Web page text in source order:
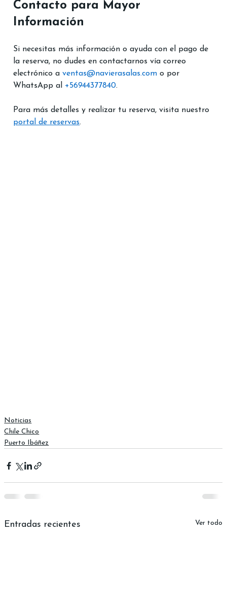
Contacto para Mayor
Información
Si necesitas más información o ayuda con el pago de
la reserva, no dudes en contactarnos vía correo
electrónico a ventas@navierasalas.com o por
WhatsApp al +56944377840.
Para más detalles y realizar tu reserva, visita nuestro
portal de reservas.
Noticias
Chile Chico
Puerto Ibáñez
Entradas recientes Ver todo